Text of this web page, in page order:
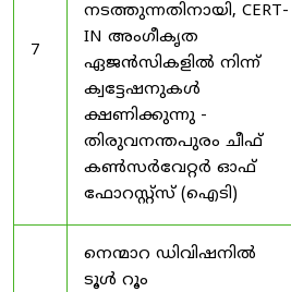
7
നടത്തുന്നതിനായി, CERT-
IN അംഗീകൃത
ഏജൻസികളിൽ നിന്ന്
ക്വട്ടേഷനുകൾ
ക്ഷണിക്കുന്നു -
തിരുവനന്തപുരം ചീഫ്
കൺസർവേറ്റർ ഓഫ്
ഫോറസ്റ്റ്സ് (ഐടി)
നെന്മാറ ഡിവിഷനിൽ
ടൂൾ റൂം